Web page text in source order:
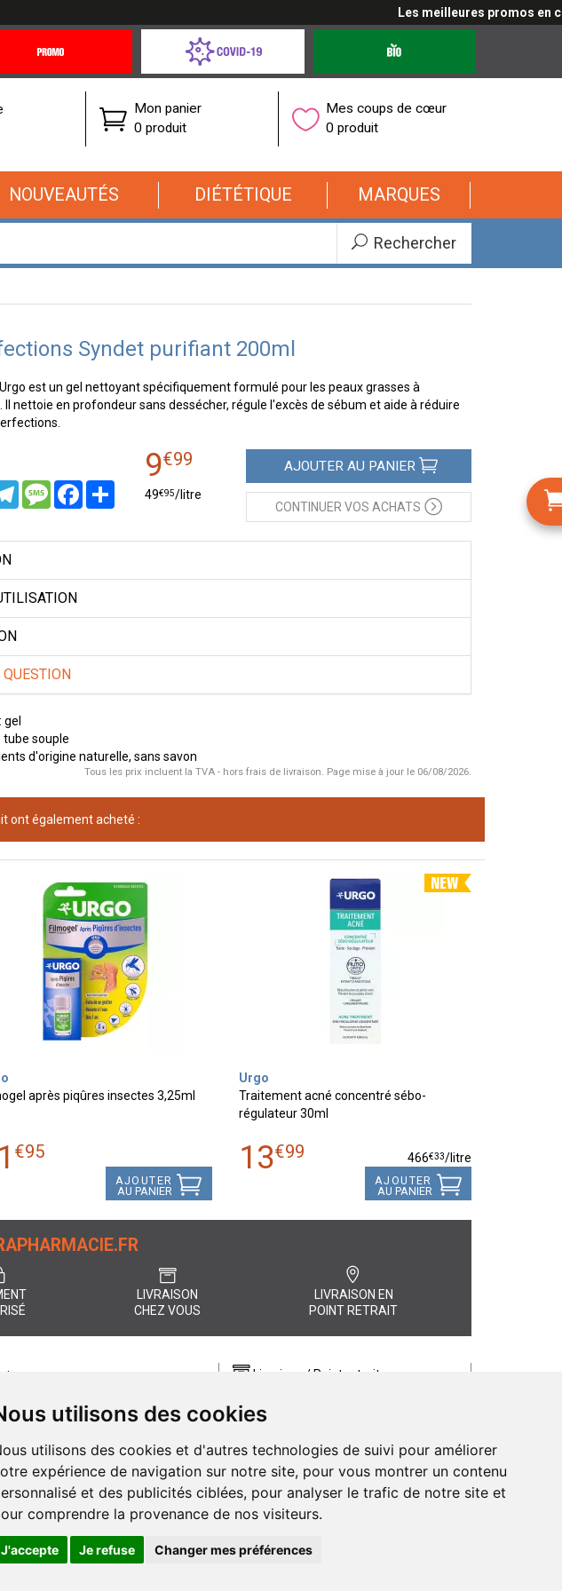
utilisons des cookies
utilisons des cookies et d'autres technologies de suivi pour améliorer
expérience de navigation sur notre site, pour vous montrer un contenu
et des publicités ciblées, pour analyser le trafic de notre site et
comprendre la provenance de nos visiteurs.
J'accepte Je refuse Changer mes préférences
Les meilleures promos en
Coronavirus
Mon panier
0 produit
Mes coups de cœur
0 produit
NOUVEAUTÉS DIÉTÉTIQUE MARQUES
Rechercher
Syndet purifiant 200ml
est un gel nettoyant spécifiquement formulé pour les peaux grasses à
Il nettoie en profondeur sans dessécher, régule l'excès de sébum et aide à réduire
TelegramMessageFacebookPartager
9€99
49€95/litre
AJOUTER AU PANIER
CONTINUER VOS ACHATS
gel
tube souple
d'origine naturelle, sans savon
Tous les prix incluent la TVA - hors frais de livraison. Page mise à jour le 06/08/2026.
ont également acheté :
après piqûres insectes 3,25ml
€95
AJOUTER
AU PANIER
Urgo
Traitement acné concentré sébo-
régulateur 30ml
13€99 466€33/litre
AJOUTER
AU PANIER
LIVRAISON
CHEZ VOUS
LIVRAISON EN
POINT RETRAIT
entièrement sécurisé, quel
sécurisé et simple
Livraison / Point retrait
commande rapidement chez vous ou
Livraison chez vous ou en points relais